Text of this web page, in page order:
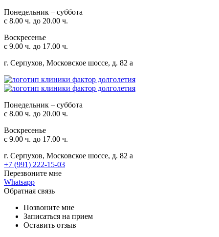
Понедельник – суббота
с 8.00 ч. до 20.00 ч.
Воскресенье
с 9.00 ч. до 17.00 ч.
г. Серпухов, Московское шоссе, д. 82 а
Понедельник – суббота
с 8.00 ч. до 20.00 ч.
Воскресенье
с 9.00 ч. до 17.00 ч.
г. Серпухов, Московское шоссе, д. 82 а
+7 (991) 222-15-03
Перезвоните мне
Whatsapp
Обратная связь
Позвоните мне
Записаться на прием
Оставить отзыв